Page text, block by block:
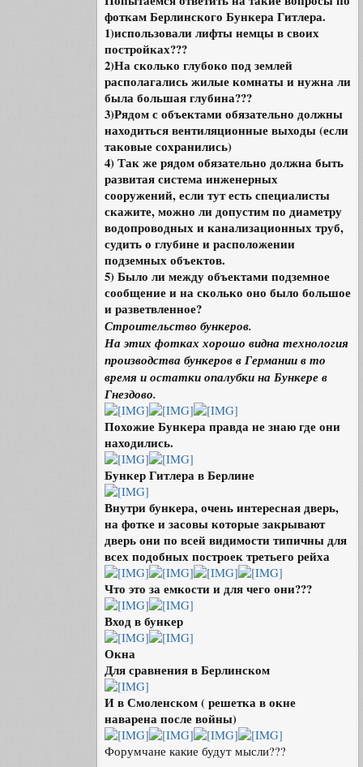
фоткам Берлинского Бункера Гитлера.
1)использовали лифты немцы в своих
постройках???
2)На сколько глубоко под землей
располагались жилые комнаты и нужна ли
была большая глубина???
3)Рядом с объектами обязательно должны
находиться вентиляционные выходы (если
таковые сохранились)
4) Так же рядом обязательно должна быть
развитая система инженерных
сооружений, если тут есть специалисты
скажите, можно ли допустим по диаметру
водопроводных и канализационных труб,
судить о глубине и расположении
подземных объектов.
5) Было ли между объектами подземное
сообщение и на сколько оно было большое
и разветвленное?
Строительство бункеров.
На этих фотках хорошо видна технология
производства бункеров в Германии в то
время и остатки опалубки на Бункере в
Гнездово.
Похожие Бункера правда не знаю где они
находились.
Бункер Гитлера в Берлине
Внутри бункера, очень интересная дверь,
на фотке и засовы которые закрывают
дверь они по всей видимости типичны для
всех подобных построек третьего рейха
Что это за емкости и для чего они???
Вход в бункер
Окна
Для сравнения в Берлинском
И в Смоленском ( решетка в окне
наварена после войны)
Форумчане какие будут мысли???